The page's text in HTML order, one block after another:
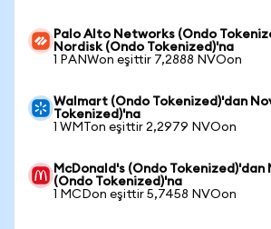
Palo Alto Networks (Ondo
Nordisk (Ondo Tokenized)'na
1 PANWon eşittir 7,2888 NVOon
Walmart (Ondo Tokenized)'dan
Tokenized)'na
1 WMTon eşittir 2,2979 NVOon
McDonald's (Ondo Tokenized)'dan
(Ondo Tokenized)'na
1 MCDon eşittir 5,7458 NVOon